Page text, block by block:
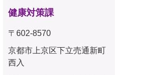
健康対策課
〒602-8570
京都市上京区下立売通新町
西入